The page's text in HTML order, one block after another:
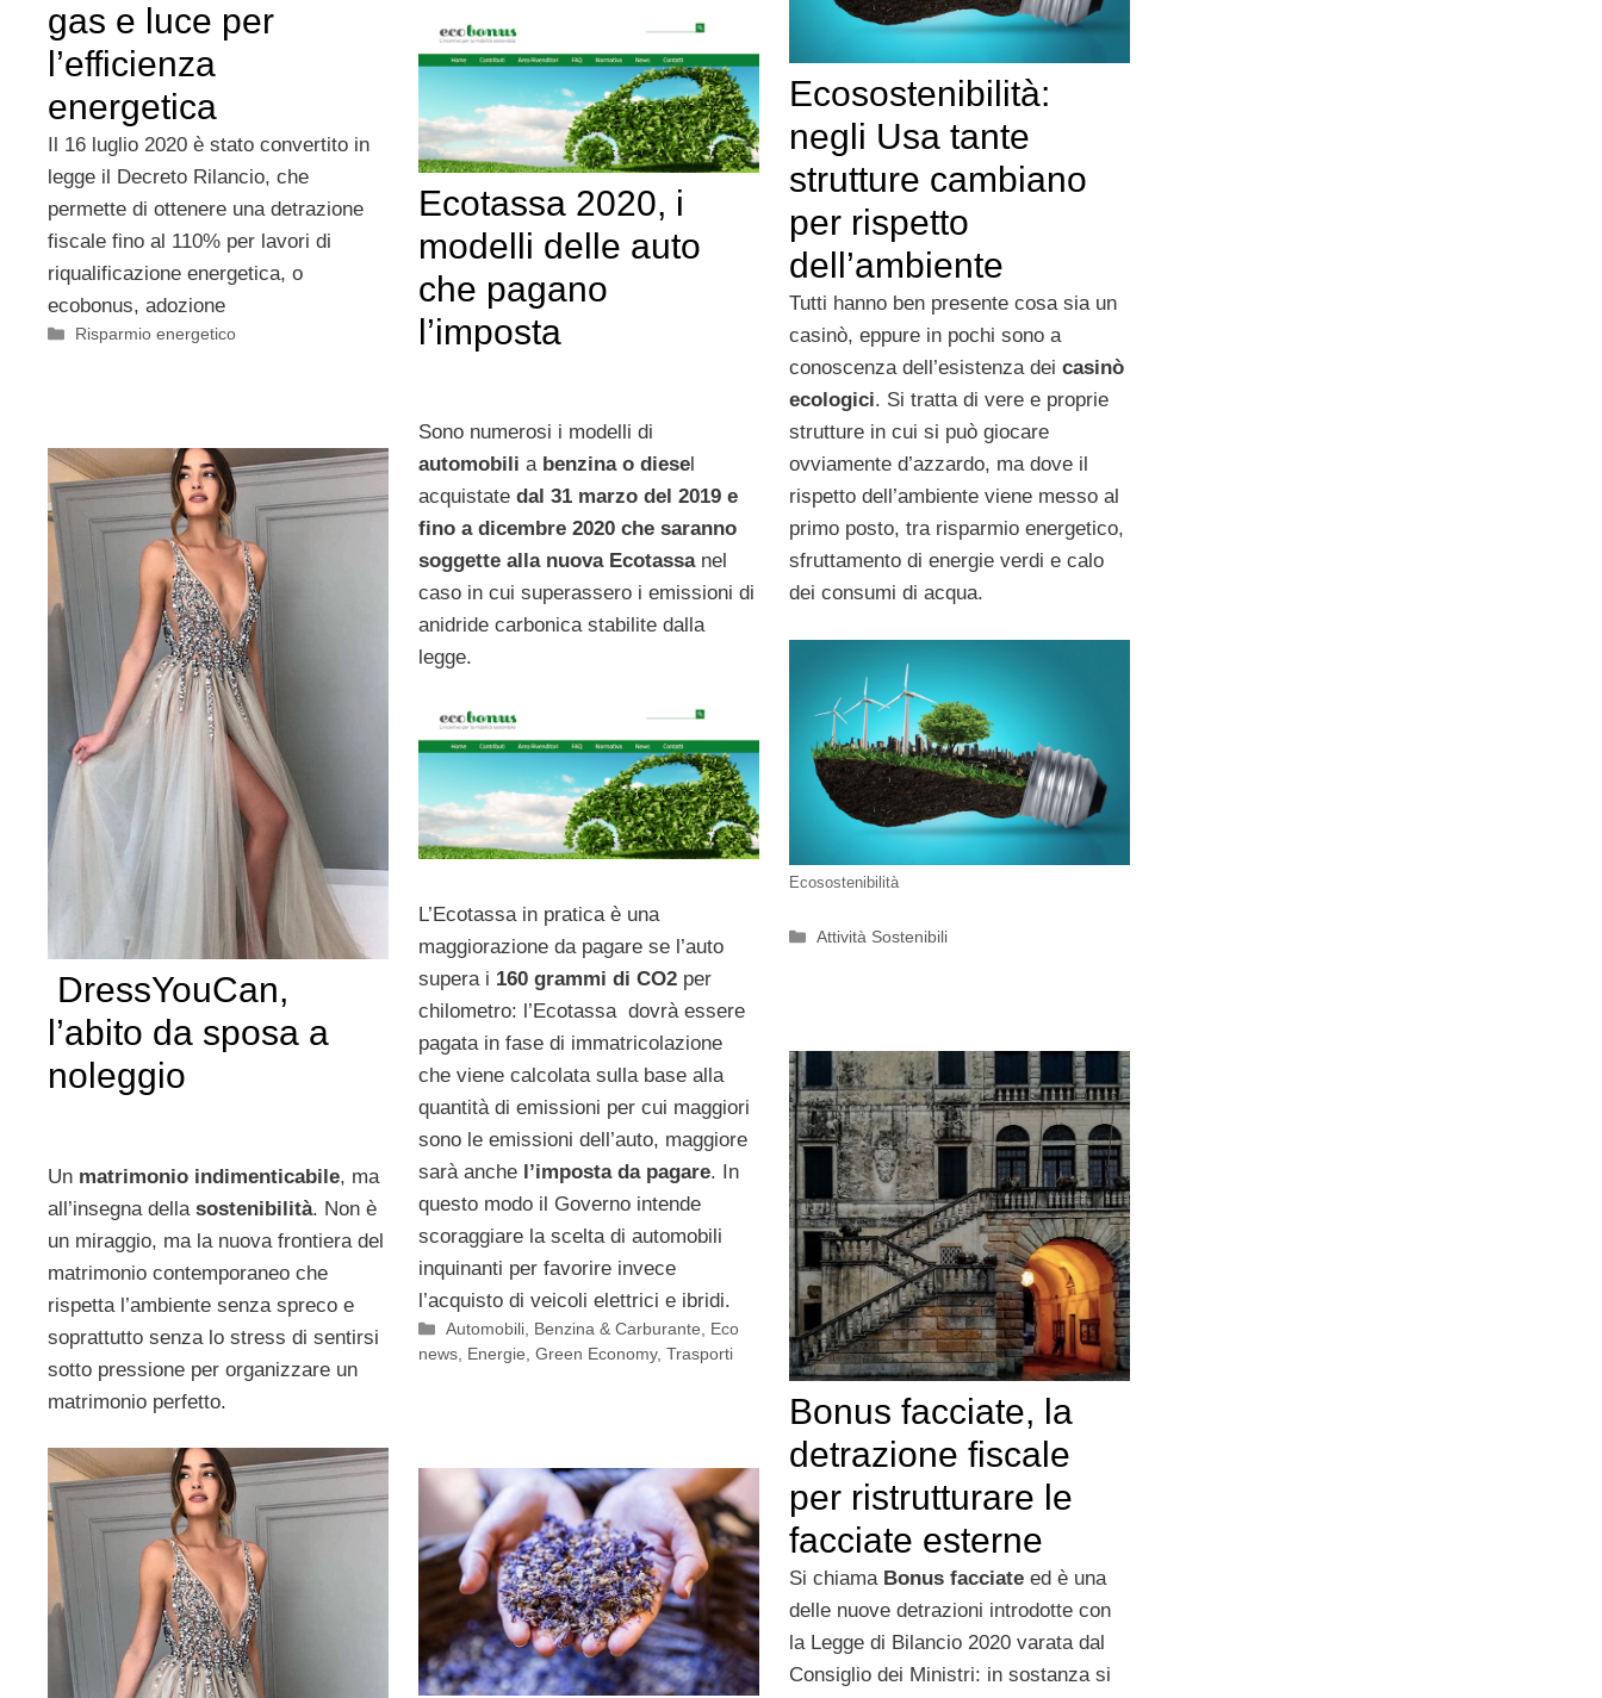
gas e luce per
l’efficienza
energetica
Il 16 luglio 2020 è stato convertito in
legge il Decreto Rilancio, che
permette di ottenere una detrazione
fiscale fino al 110% per lavori di
riqualificazione energetica, o
ecobonus, adozione
Categorie
Risparmio energetico
Ecosostenibilità:
negli Usa tante
strutture cambiano
per rispetto
dell’ambiente
Tutti hanno ben presente cosa sia un
casinò, eppure in pochi sono a
conoscenza dell’esistenza dei casinò
ecologici. Si tratta di vere e proprie
strutture in cui si può giocare
ovviamente d’azzardo, ma dove il
rispetto dell’ambiente viene messo al
primo posto, tra risparmio energetico,
sfruttamento di energie verdi e calo
dei consumi di acqua.
Ecosostenibilità
Categorie
Attività Sostenibili
Ecotassa 2020, i
modelli delle auto
che pagano
l’imposta
Sono numerosi i modelli di
automobili a benzina o diesel
acquistate dal 31 marzo del 2019 e
fino a dicembre 2020 che saranno
soggette alla nuova Ecotassanel
caso in cui superassero i emissioni di
anidride carbonica stabilite dalla
legge.
L’Ecotassa in pratica è una
maggiorazione da pagare se l’auto
supera i 160 grammi di CO2per
chilometro: l’Ecotassa dovrà essere
pagata in fase di immatricolazione
che viene calcolata sulla base alla
quantità di emissioni per cui maggiori
sono le emissioni dell’auto, maggiore
sarà anche l’imposta da pagare. In
questo modo il Governo intende
scoraggiare la scelta di automobili
inquinanti per favorire invece
l’acquisto di veicoli elettrici e ibridi.
Categorie
Automobili, Benzina & Carburante, Eco
news, Energie, Green Economy, Trasporti
DressYouCan,
l’abito da sposa a
noleggio
Un matrimonio indimenticabile, ma
all’insegna della sostenibilità. Non è
un miraggio, ma la nuova frontiera del
matrimonio contemporaneo che
rispetta l’ambiente senza spreco e
soprattutto senza lo stress di sentirsi
sotto pressione per organizzare un
matrimonio perfetto.
Bonus facciate, la
detrazione fiscale
per ristrutturare le
facciate esterne
Si chiama Bonus facciate ed è una
delle nuove detrazioni introdotte con
la Legge di Bilancio 2020 varata dal
Consiglio dei Ministri: in sostanza si